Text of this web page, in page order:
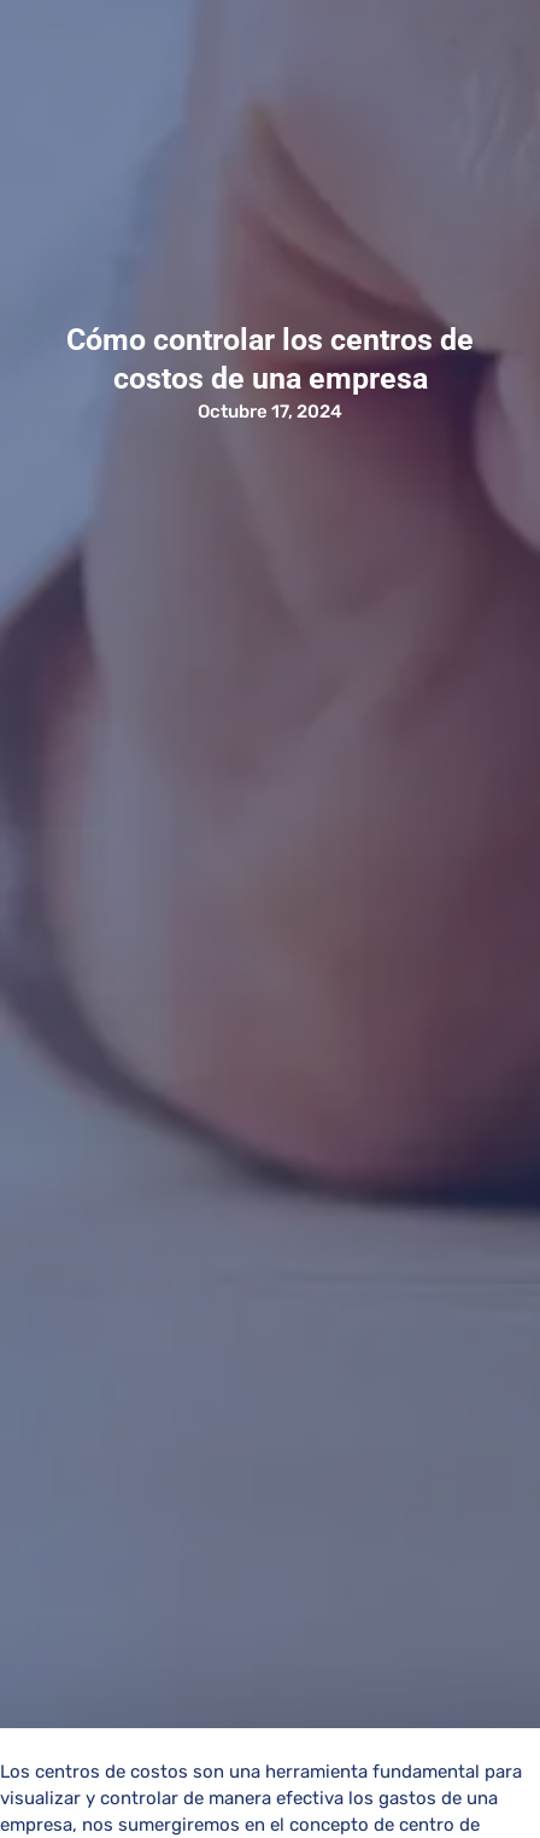
Cómo controlar los centros de
costos de una empresa
Octubre 17, 2024
Los centros de costos son una herramienta fundamental para
visualizar y controlar de manera efectiva los gastos de una
empresa, nos sumergiremos en el concepto de centro de